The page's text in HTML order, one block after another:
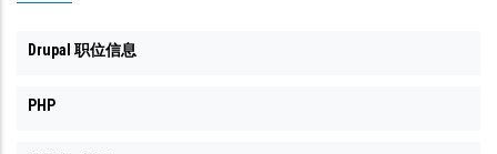
Drupal 职位信息
PHP